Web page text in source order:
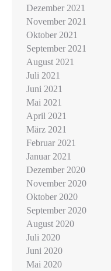
Dezember 2021
November 2021
Oktober 2021
September 2021
August 2021
Juli 2021
Juni 2021
Mai 2021
April 2021
März 2021
Februar 2021
Januar 2021
Dezember 2020
November 2020
Oktober 2020
September 2020
August 2020
Juli 2020
Juni 2020
Mai 2020